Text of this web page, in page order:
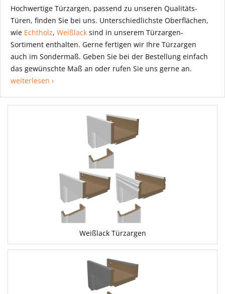
Hochwertige Türzargen, passend zu unseren Qualitäts-
Türen, finden Sie bei uns. Unterschiedlichste Oberflächen,
wie Echtholz, Weißlack sind in unserem Türzargen-
Sortiment enthalten. Gerne fertigen wir Ihre Türzargen
auch im Sondermaß. Geben Sie bei der Bestellung einfach
das gewünschte Maß an oder rufen Sie uns gerne an.
weiterlesen ›
Weißlack Türzargen